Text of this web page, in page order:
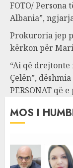
FOTO/ Persona
Albania”,
Prokuroria jep
kërkon për
“Ai që
Çelën”,
PERSONAT që
MOS I